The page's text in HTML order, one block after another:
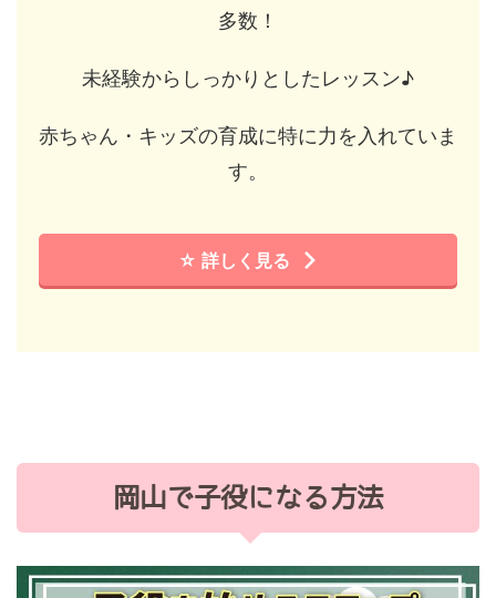
多数！
未経験からしっかりとしたレッスン♪
赤ちゃん・キッズの育成に特に力を入れていま
す。
☆ 詳しく見る
岡山で子役になる方法